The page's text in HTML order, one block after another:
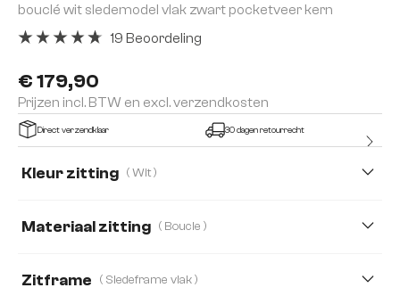
bouclé wit sledemodel vlak zwart pocketveer kern
€ 179,90
Prijzen incl. BTW en excl. verzendkosten
19 Beoordeling
Direct verzendklaar 30 dagen retourrecht
Kleur zitting ( Wit )
Materiaal zitting ( Boucle )
Zitframe ( Sledeframe vlak )